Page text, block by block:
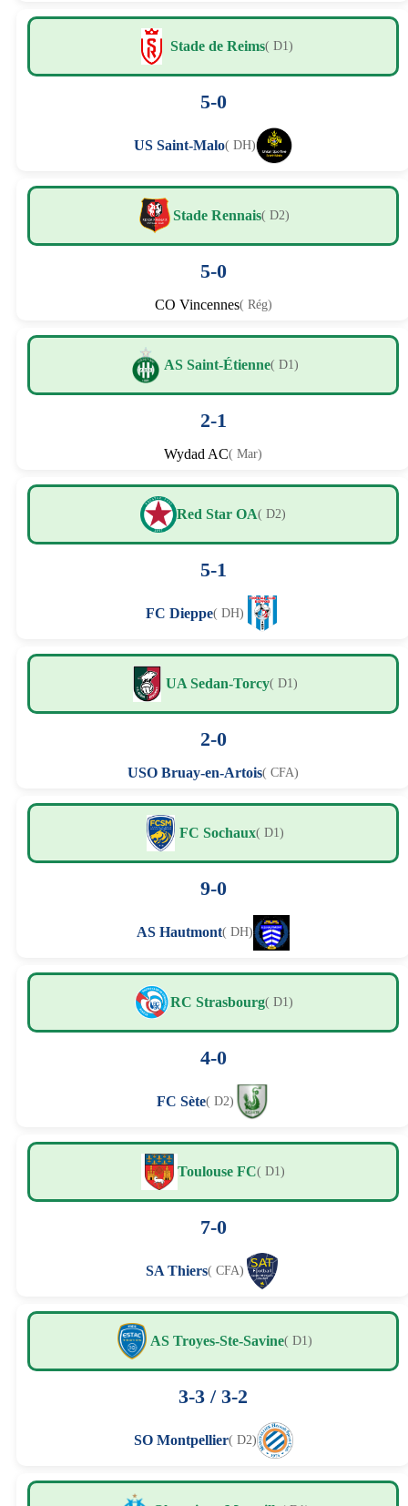
Stade de Reims( D1)
5-0
US Saint-Malo( DH)
Stade Rennais( D2)
5-0
CO Vincennes( Rég)
AS Saint-Étienne( D1)
2-1
Wydad AC( Mar)
Red Star OA( D2)
5-1
FC Dieppe( DH)
UA Sedan-Torcy( D1)
2-0
USO Bruay-en-Artois( CFA)
FC Sochaux( D1)
9-0
AS Hautmont( DH)
RC Strasbourg( D1)
4-0
FC Sète( D2)
Toulouse FC( D1)
7-0
SA Thiers( CFA)
AS Troyes-Ste-Savine( D1)
3-3 / 3-2
SO Montpellier( D2)